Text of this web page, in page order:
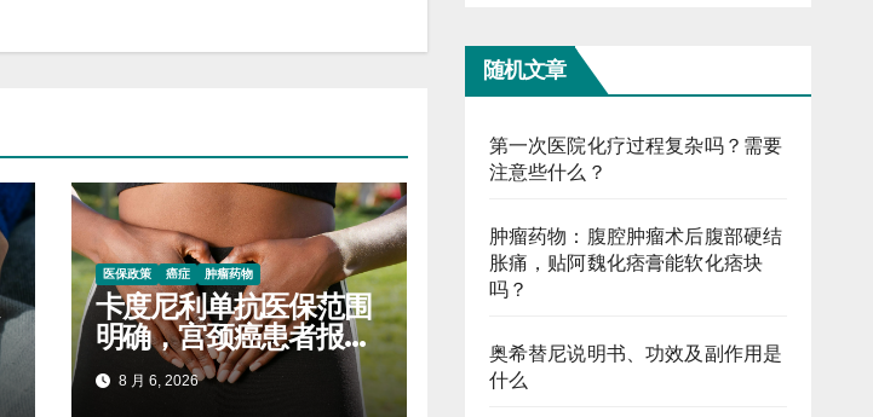
医保政策 癌症 肿瘤药物
卡度尼利单抗医保范围
明确，宫颈癌患者报销
标准对照查看
8 月 6, 2026
随机文章
第一次医院化疗过程复杂吗？需要
注意些什么？
肿瘤药物：腹腔肿瘤术后腹部硬结
胀痛，贴阿魏化痞膏能软化痞块
吗？
奥希替尼说明书、功效及副作用是
什么